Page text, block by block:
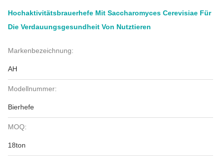
Hochaktivitätsbrauerhefe Mit Saccharomyces Cerevisiae Für
Die Verdauungsgesundheit Von Nutztieren
Markenbezeichnung:
AH
Modellnummer:
Bierhefe
MOQ:
18ton